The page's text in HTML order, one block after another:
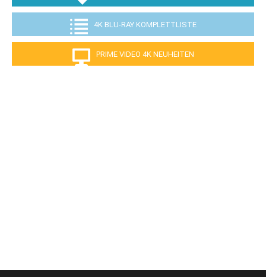
4K BLU-RAY KOMPLETTLISTE
PRIME VIDEO 4K NEUHEITEN